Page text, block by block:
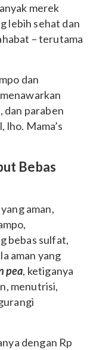
merek
lebih sehat dan
– terutama
dan
dan paraben
lho. Mama’s
Bebas
aman,
bebas sulfat,
aman yang
pea, ketiganya
menutrisi,
dengan Rp